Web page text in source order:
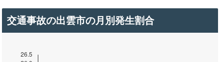
交通事故の出雲市の月別発生割合